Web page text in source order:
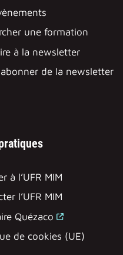
une formation
à la newsletter
de la newsletter
à l’UFR MIM
l’UFR MIM
Quézaco
de cookies (UE)